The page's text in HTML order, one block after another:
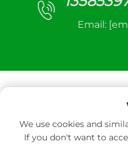
Email:
جميع الحقوق محفوظة © ٢٠٢٥ لشركة شوتشو سانهي
المحدودة.
We use cookies and
If you don't want to